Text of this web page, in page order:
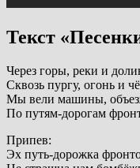
Текст
Чеpез гоpы, pеки и
Сквозь пуpгу, огонь и
Мы вели машины,
По путям-доpогам
Припев:
Эх путь-доpожка